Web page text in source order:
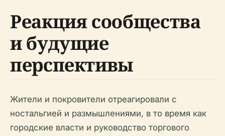
Реакция сообщества
и будущие
перспективы
Жители и покровители отреагировали с
ностальгией и размышлениями, в то время как
городские власти и руководство торгового